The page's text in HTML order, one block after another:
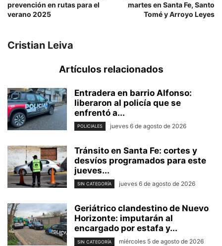
prevención en rutas para el
verano 2025
martes en Santa Fe, Santo
Tomé y Arroyo Leyes
Cristian Leiva
Artículos relacionados
Entradera en barrio Alfonso:
liberaron al policía que se
enfrentó a...
POLICIALES jueves 6 de agosto de 2026
Tránsito en Santa Fe: cortes y
desvíos programados para este
jueves...
SIN CATEGORÍA jueves 6 de agosto de 2026
Geriátrico clandestino de Nuevo
Horizonte: imputarán al
encargado por estafa y...
SIN CATEGORÍA miércoles 5 de agosto de 2026